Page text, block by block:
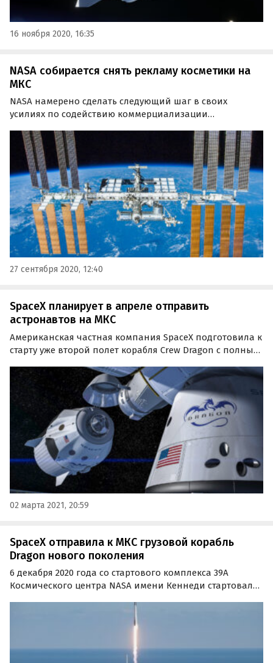
16 ноября 2020, 16:35
NASA собирается снять рекламу косметики на
МКС
NASA намерено сделать следующий шаг в своих
усилиях по содействию коммерциализации
компании на МКС. Об этом сообщает американское
издание SpaceNews.
27 сентября 2020, 12:40
SpaceX планирует в апреле отправить
астронавтов на МКС
Американская частная компания SpaceX подготовила к
старту уже второй полет корабля Crew Dragon с полным
которого астронавты и полезный груз будут
доставлены на МКС, запланирован на 20 апреля.
02 марта 2021, 20:59
SpaceX отправила к МКС грузовой корабль
Dragon нового поколения
6 декабря 2020 года со стартового комплекса 39А
Космического центра NASA имени Кеннеди стартовала
аппаратом «драконовской» серии от компании SpaceX.